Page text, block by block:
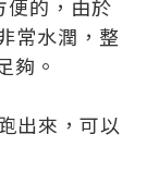
便的，由於
常水潤，整
夠。
出來，可以